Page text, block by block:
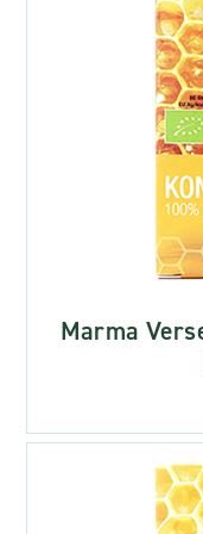
Marma